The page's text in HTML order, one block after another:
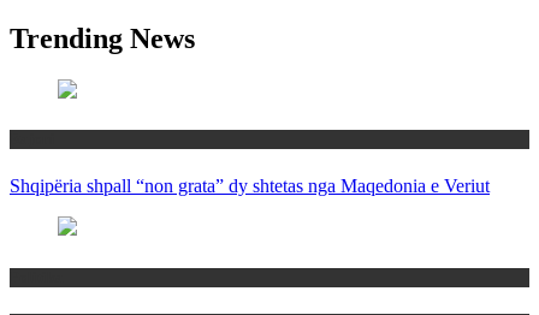
Trending News
Shqipëria shpall “non grata” dy shtetas nga Maqedonia e Veriut